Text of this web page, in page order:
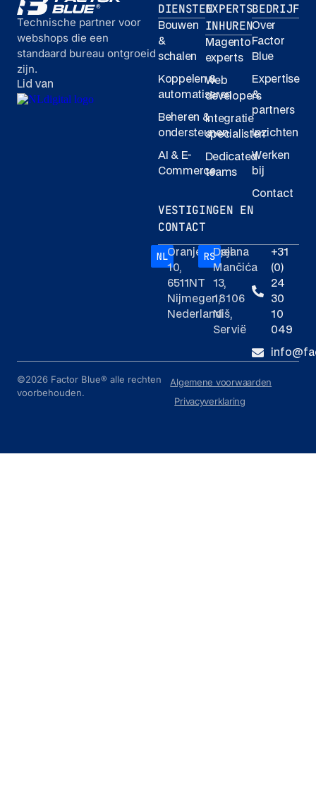
Technische partner voor
webshops die een
standaard bureau ontgroeid
zijn.
Lid van
DIENSTEN
Bouwen
&
schalen
Koppelen &
automatiseren
Beheren &
ondersteunen
AI & E-
Commerce
EXPERTS
INHUREN
Magento
experts
Web
developers
Integratie
specialisten
Dedicated
teams
BEDRIJF
Over
Factor
Blue
Expertise
&
partners
Inzichten
Werken
bij
Contact
VESTIGINGEN EN
CONTACT
Oranjesingel
10,
6511NT
Nijmegen,
Nederland
Dejana
Mančića
13,
18106
Niš,
Servië
+31
(0)
24
30
10
049
©2026 Factor Blue® alle rechten
voorbehouden.
Algemene voorwaarden
Privacyverklaring